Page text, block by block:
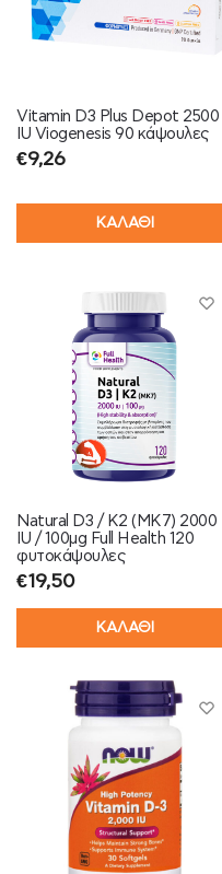
Vitamin D3 Plus Depot 2500
IU Viogenesis 90 κάψουλες
€9,26
ΚΑΛΑΘΙ
Natural D3 / K2 (MK7) 2000
IU / 100μg Full Health 120
φυτοκάψουλες
€19,50
ΚΑΛΑΘΙ